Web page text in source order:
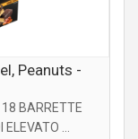
Peanuts -
BARRETTE
...